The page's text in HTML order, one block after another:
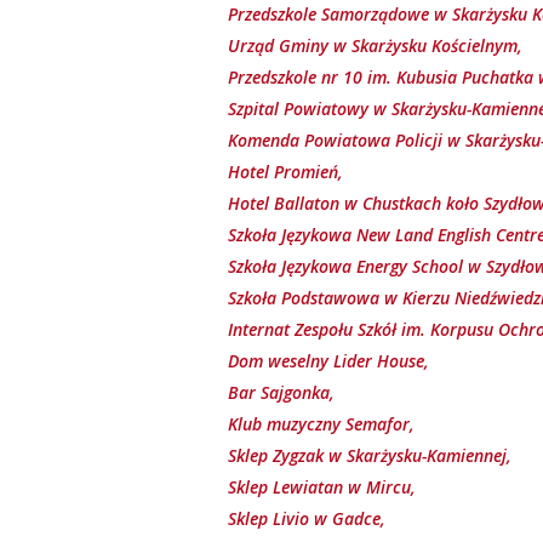
Przedszkole Samorządowe w Skarżysku
Urząd Gminy w Skarżysku Kościelnym,
Przedszkole nr 10 im. Kubusia Puchatka
Szpital Powiatowy w Skarżysku-
Komenda Powiatowa Policji w
Hotel Promień,
Hotel Ballaton w Chustkach koło
Szkoła Językowa New Land English
Szkoła Językowa Energy School w
Szkoła Podstawowa w Kierzu
Internat Zespołu Szkół im. Korpusu
Dom weselny Lider House,
Bar Sajgonka,
Klub muzyczny Semafor,
Sklep Zygzak w Skarżysku-Kamiennej,
Sklep Lewiatan w Mircu,
Sklep Livio w Gadce,